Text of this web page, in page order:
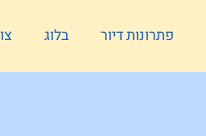
פתרונות דיור בלוג